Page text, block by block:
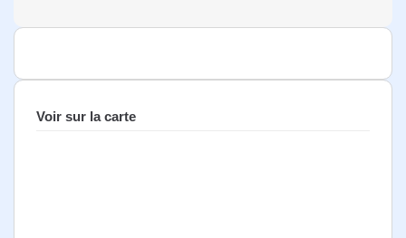
Voir sur la carte